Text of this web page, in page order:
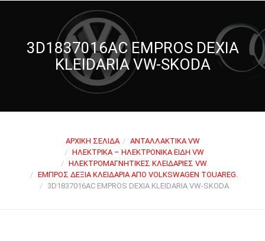
3D1837016AC EMPROS DEXIA
KLEIDARIA VW-SKODA
ΑΡΧΙΚΉ ΣΕΛΊΔΑ
ΑΝΤΑΛΛΑΚΤΙΚΆ VW
ΗΛΕΚΤΡΙΚΆ – ΗΛΕΚΤΡΟΝΙΚΆ ΕΊΔΗ VW
ΗΛΕΚΤΡΟΜΑΓΝΗΤΙΚΈΣ ΚΛΕΙΔΑΡΙΈΣ VW
ΕΜΠΡΌΣ ΔΕΞΙΆ ΚΛΕΙΔΑΡΙΆ ΑΠΌ VOLKSWAGEN TOUAREG.
3D1837016AC EMPROS DEXIA KLEIDARIA VW-SKODA